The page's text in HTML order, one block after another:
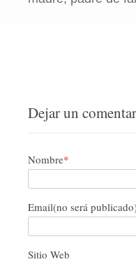
Dejar un
Nombre*
Email(no será
Sitio Web